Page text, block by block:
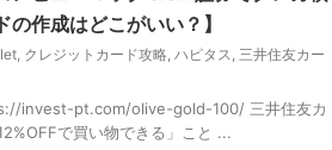
作成はどこがいい？】
, クレジットカード攻略, ハピタス, 三井住友カー
invest-pt.com/olive-gold-100/ 三井住友カ
で買い物できる」こと ...